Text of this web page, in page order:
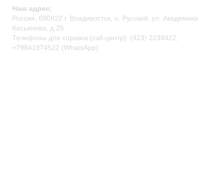
Наш адрес:
Россия, 690922 г. Владивосток, о. Русский, ул. Академика
Касьянова, д.25
Телефоны для справок (call-центр): (423) 2239422,
+79841974522 (WhatsApp)